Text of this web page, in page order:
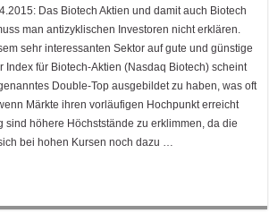
Das Biotech Aktien und damit auch Biotech
man antizyklischen Investoren nicht erklären.
sehr interessanten Sektor auf gute und günstige
Index für Biotech-Aktien (Nasdaq Biotech) scheint
Double-Top ausgebildet zu haben, was oft
Märkte ihren vorläufigen Hochpunkt erreicht
sind höhere Höchststände zu erklimmen, da die
bei hohen Kursen noch dazu …